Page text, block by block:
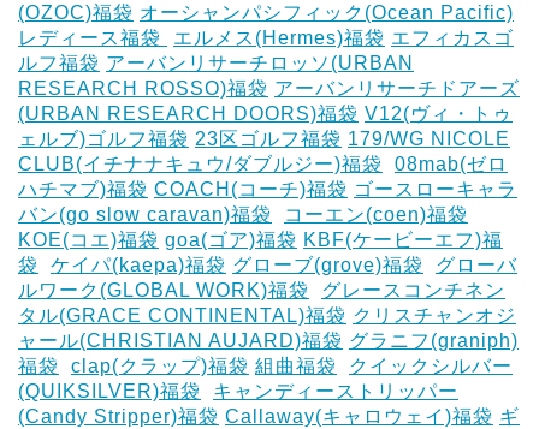
(OZOC)福袋 オーシャンパシフィック(Ocean Pacific)
レディース福袋 ‎
エルメス(Hermes)福袋 エフィカスゴ
ルフ福袋 アーバンリサーチロッソ(URBAN
RESEARCH ROSSO)福袋 アーバンリサーチドアーズ
(URBAN RESEARCH DOORS)福袋 V12(ヴィ・トゥ
ェルブ)ゴルフ福袋 23区ゴルフ福袋 179/WG NICOLE
CLUB(イチナナキュウ/ダブルジー)福袋
08mab(ゼロ
ハチマブ)福袋 COACH(コーチ)福袋 ゴースローキャラ
バン(go slow caravan)福袋
コーエン(coen)福袋
KOE(コエ)福袋 goa(ゴア)福袋 KBF(ケービーエフ)福
袋
ケイパ(kaepa)福袋 グローブ(grove)福袋
グローバ
ルワーク(GLOBAL WORK)福袋
グレースコンチネン
タル(GRACE CONTINENTAL)福袋 クリスチャンオジ
ャール(CHRISTIAN AUJARD)福袋 グラニフ(graniph)
福袋
clap(クラップ)福袋 組曲福袋
クイックシルバー
(QUIKSILVER)福袋
キャンディーストリッパー
(Candy Stripper)福袋 Callaway(キャロウェイ)福袋 ギ